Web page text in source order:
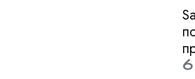
6